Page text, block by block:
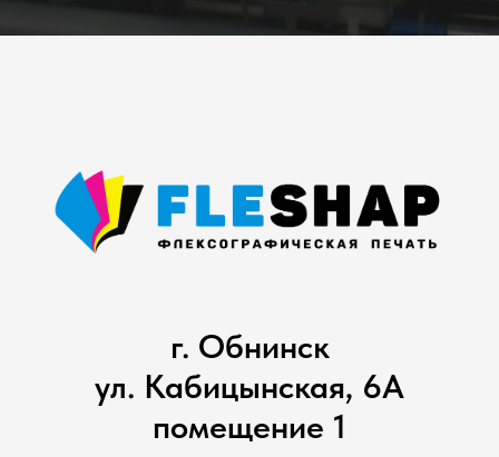
г. Обнинск
ул. Кабицынская, 6А
помещение 1